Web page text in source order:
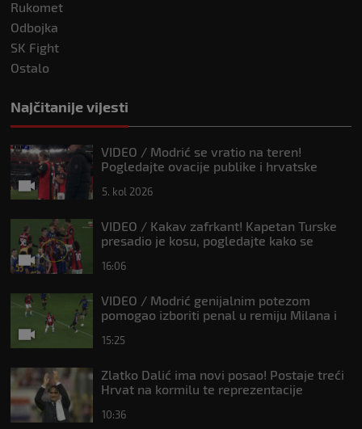
Rukomet
Odbojka
SK Fight
Ostalo
Najčitanije vijesti
VIDEO / Modrić se vratio na teren!
Pogledajte ovacije publike i hrvatske
5. kol 2026
VIDEO / Kakav zafrkant! Kapetan Turske
presadio je kosu, pogledajte kako se
16:06
VIDEO / Modrić genijalnim potezom
pomogao izboriti penal u remiju Milana i
15:25
Zlatko Dalić ima novi posao! Postaje treći
Hrvat na kormilu te reprezentacije
10:36